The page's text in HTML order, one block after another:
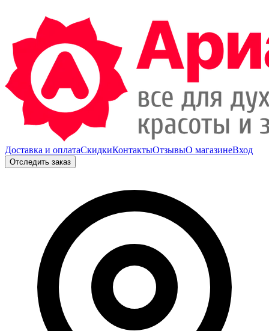
Доставка и оплатаСкидкиКонтактыОтзывыО магазинеВход
Отследить заказ